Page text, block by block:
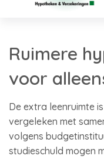
Ruimere
voor
De extra leenruimte
vergeleken met
volgens
studieschuld mogen